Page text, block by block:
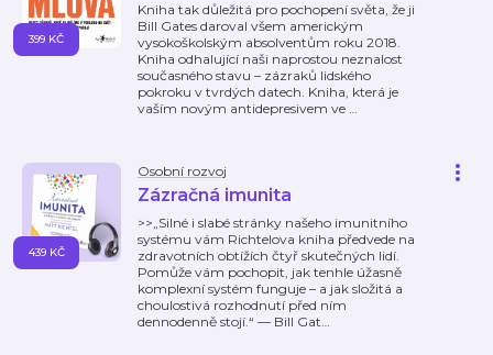
Kniha tak důležitá pro pochopení světa, že ji
Bill Gates daroval všem americkým
vysokoškolským absolventům roku 2018.
Kniha odhalující naši naprostou neznalost
současného stavu – zázraků lidského
pokroku v tvrdých datech. Kniha, která je
vaším novým antidepresivem ve …
399 KČ
Osobní rozvoj
Zázračná imunita
>>„Silné i slabé stránky našeho imunitního
systému vám Richtelova kniha předvede na
zdravotních obtížích čtyř skutečných lidí.
Pomůže vám pochopit, jak tenhle úžasně
komplexní systém funguje – a jak složitá a
choulostivá rozhodnutí před ním
dennodenně stojí.“ — Bill Gat…
439 KČ